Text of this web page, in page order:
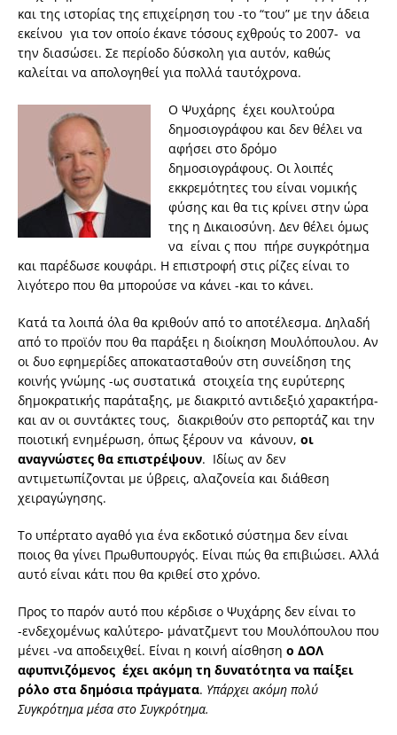
και της ιστορίας της επιχείρηση του -το “του” με την άδεια
εκείνου για τον οποίο έκανε τόσους εχθρούς το 2007- να
την διασώσει. Σε περίοδο δύσκολη για αυτόν, καθώς
καλείται να απολογηθεί για πολλά ταυτόχρονα.
Ο Ψυχάρης έχει κουλτούρα
δημοσιογράφου και δεν θέλει να
αφήσει στο δρόμο
δημοσιογράφους. Οι λοιπές
εκκρεμότητες του είναι νομικής
φύσης και θα τις κρίνει στην ώρα
της η Δικαιοσύνη. Δεν θέλει όμως
να είναι ς που πήρε συγκρότημα
και παρέδωσε κουφάρι. Η επιστροφή στις ρίζες είναι το
λιγότερο που θα μπορούσε να κάνει -και το κάνει.
Κατά τα λοιπά όλα θα κριθούν από το αποτέλεσμα. Δηλαδή
από το προϊόν που θα παράξει η διοίκηση Μουλόπουλου. Αν
οι δυο εφημερίδες αποκατασταθούν στη συνείδηση της
κοινής γνώμης -ως συστατικά στοιχεία της ευρύτερης
δημοκρατικής παράταξης, με διακριτό αντιδεξιό χαρακτήρα-
και αν οι συντάκτες τους, διακριθούν στο ρεπορτάζ και την
ποιοτική ενημέρωση, όπως ξέρουν να κάνουν, οι
αναγνώστες θα επιστρέψουν. Ιδίως αν δεν
αντιμετωπίζονται με ύβρεις, αλαζονεία και διάθεση
χειραγώγησης.
Το υπέρτατο αγαθό για ένα εκδοτικό σύστημα δεν είναι
ποιος θα γίνει Πρωθυπουργός. Είναι πώς θα επιβιώσει. Αλλά
αυτό είναι κάτι που θα κριθεί στο χρόνο.
Προς το παρόν αυτό που κέρδισε ο Ψυχάρης δεν είναι το
-ενδεχομένως καλύτερο- μάνατζμεντ του Μουλόπουλου που
μένει -να αποδειχθεί. Είναι η κοινή αίσθηση ο ΔΟΛ
αφυπνιζόμενος έχει ακόμη τη δυνατότητα να παίξει
ρόλο στα δημόσια πράγματα. Υπάρχει ακόμη πολύ
Συγκρότημα μέσα στο Συγκρότημα.